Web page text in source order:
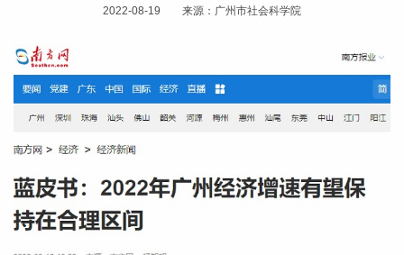
2022-08-19 来源：广州市社会科学院